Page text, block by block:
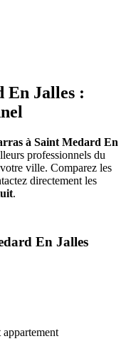
En Jalles :
à Saint Medard En
professionnels du
ville. Comparez les
directement les
.
En Jalles